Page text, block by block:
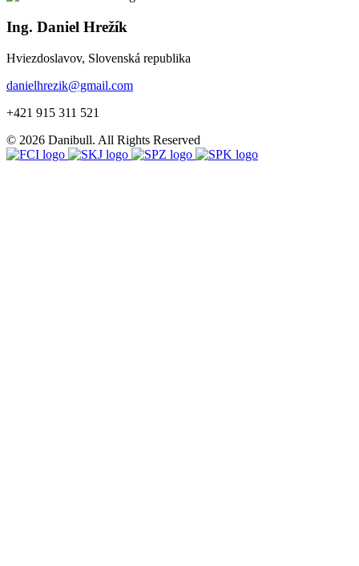
Ing. Daniel Hrežík
Hviezdoslavov, Slovenská republika
danielhrezik@gmail.com
+421 915 311 521
© 2026 Danibull. All Rights Reserved